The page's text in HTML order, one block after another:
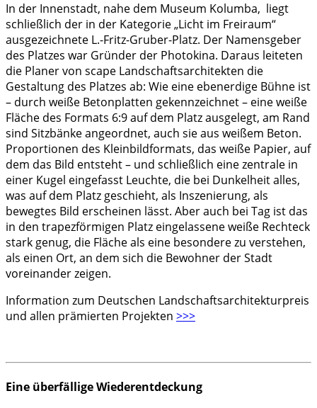
In der Innenstadt, nahe dem Museum Kolumba, liegt
schließlich der in der Kategorie „Licht im Freiraum“
ausgezeichnete L.-Fritz-Gruber-Platz. Der Namensgeber
des Platzes war Gründer der Photokina. Daraus leiteten
die Planer von scape Landschaftsarchitekten die
Gestaltung des Platzes ab: Wie eine ebenerdige Bühne ist
– durch weiße Betonplatten gekennzeichnet – eine weiße
Fläche des Formats 6:9 auf dem Platz ausgelegt, am Rand
sind Sitzbänke angeordnet, auch sie aus weißem Beton.
Proportionen des Kleinbildformats, das weiße Papier, auf
dem das Bild entsteht – und schließlich eine zentrale in
einer Kugel eingefasst Leuchte, die bei Dunkelheit alles,
was auf dem Platz geschieht, als Inszenierung, als
bewegtes Bild erscheinen lässt. Aber auch bei Tag ist das
in den trapezförmigen Platz eingelassene weiße Rechteck
stark genug, die Fläche als eine besondere zu verstehen,
als einen Ort, an dem sich die Bewohner der Stadt
voreinander zeigen.
Information zum Deutschen Landschaftsarchitekturpreis
und allen prämierten Projekten >>>
Eine überfällige Wiederentdeckung